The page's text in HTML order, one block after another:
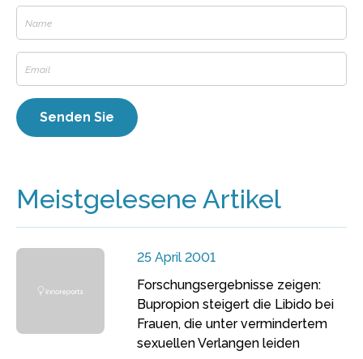
Meistgelesene Artikel
25 April 2001
Forschungsergebnisse zeigen:
Bupropion steigert die Libido bei
Frauen, die unter vermindertem
sexuellen Verlangen leiden